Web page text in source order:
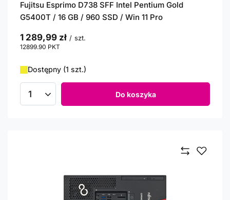
Fujitsu Esprimo D738 SFF Intel Pentium Gold
G5400T / 16 GB / 960 SSD / Win 11 Pro
1 289,99 zł / szt.
12899.90 PKT
Dostępny (1 szt.)
Ilość produktów Do koszyka